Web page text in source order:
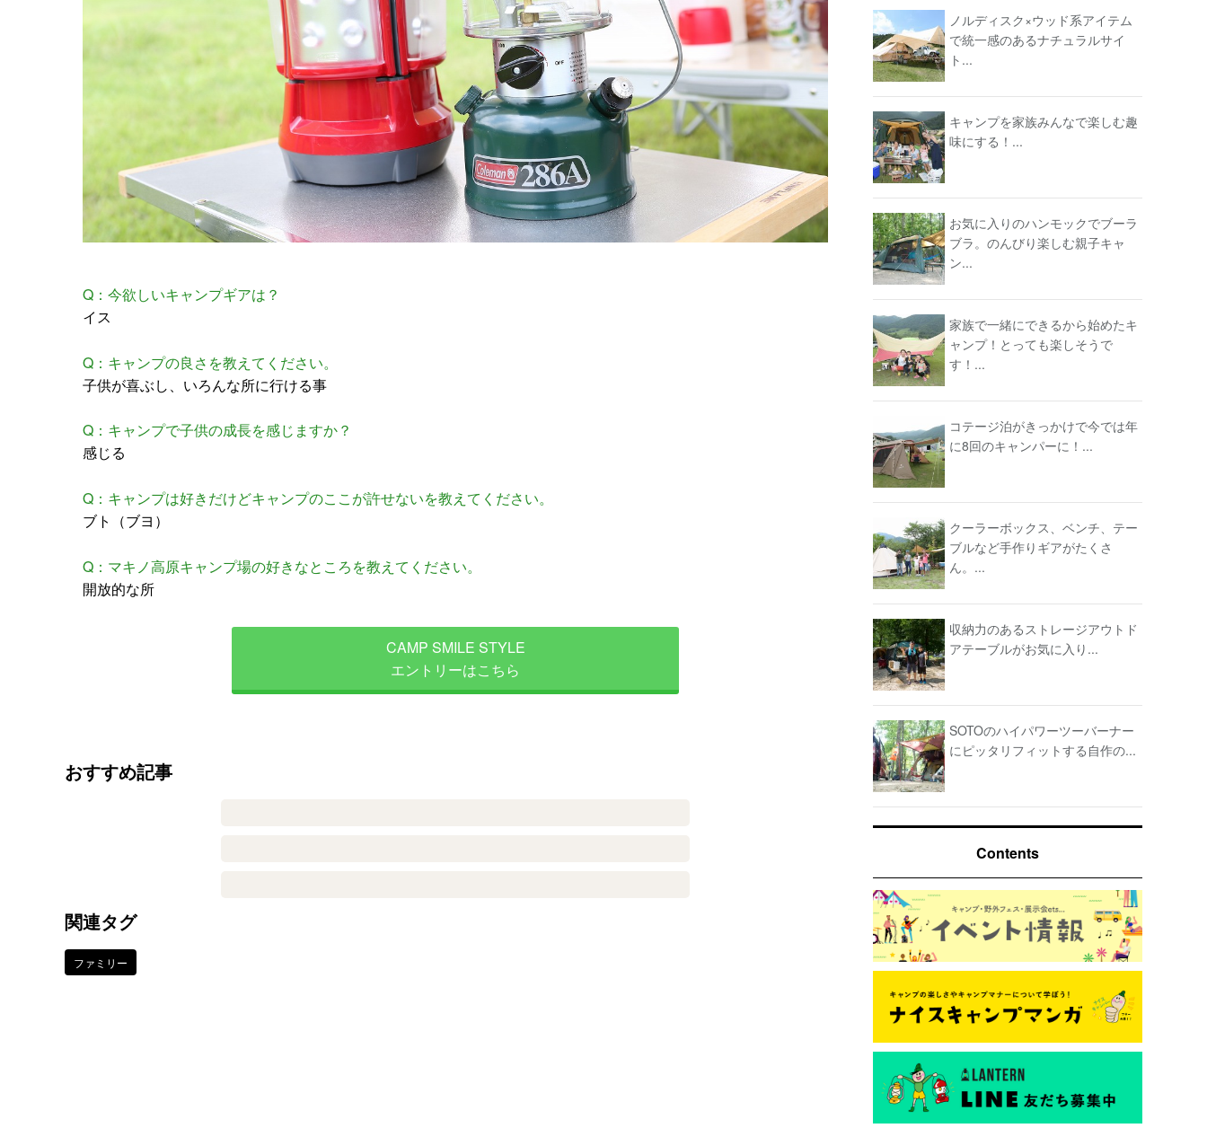
Q：今欲しいキャンプギアは？
イス
Q：キャンプの良さを教えてください。
子供が喜ぶし、いろんな所に行ける事
Q：キャンプで子供の成長を感じますか？
感じる
Q：キャンプは好きだけどキャンプのここが許せないを教えてください。
ブト（ブヨ）
Q：マキノ高原キャンプ場の好きなところを教えてください。
開放的な所
CAMP SMILE STYLE
エントリーはこちら
おすすめ記事
関連タグ
ファミリー
ノルディスク×ウッド系アイテム
で統一感のあるナチュラルサイ
ト...
キャンプを家族みんなで楽しむ趣
味にする！...
お気に入りのハンモックでブーラ
ブラ。のんびり楽しむ親子キャ
ン...
家族で一緒にできるから始めたキ
ャンプ！とっても楽しそうで
す！...
コテージ泊がきっかけで今では年
に8回のキャンパーに！...
クーラーボックス、ベンチ、テー
ブルなど手作りギアがたくさ
ん。...
収納力のあるストレージアウトド
アテーブルがお気に入り...
SOTOのハイパワーツーバーナー
にピッタリフィットする自作の...
Contents